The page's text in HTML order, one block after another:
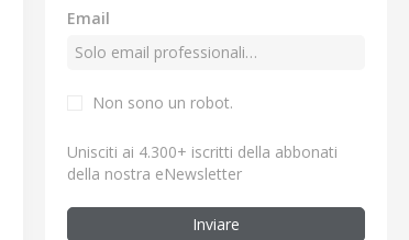
Email
Non sono un robot.
Unisciti ai 4.300+ iscritti della abbonati
della nostra eNewsletter
Inviare